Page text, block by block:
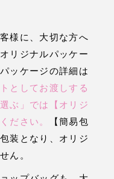
様に、大切な方へ
リジナルパッケー
ッケージの詳細は
としてお渡しする
ぶ」では【オリジ
ださい。
【簡易包
装となり、オリジ
ん。